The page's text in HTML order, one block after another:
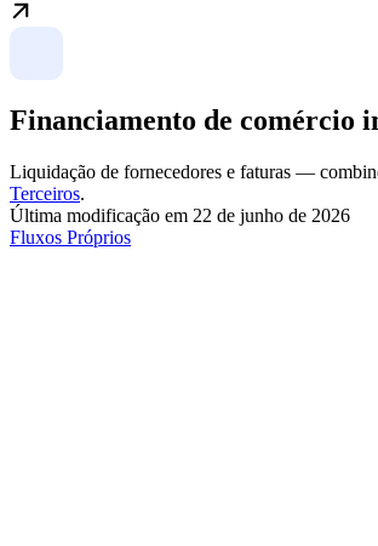
Financiamento de comércio
Liquidação de fornecedores e faturas —
Terceiros.
Última modificação em 22 de junho de 2026
Fluxos Próprios